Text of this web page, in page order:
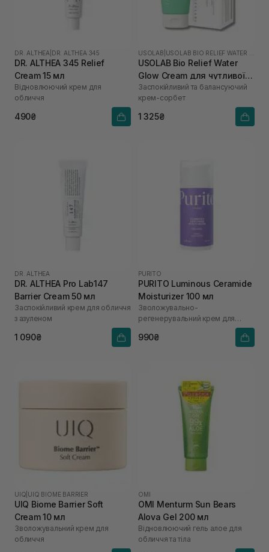
DR. ALTHEA DR. ALTHEA 345
DR. ALTHEA 345 Relief
Cream 15 мл
Відновлюючий крем для
обличчя
490₴
USOLAB
USOLAB Bio Relief Water
Glow Cream для чутливої
шкіри з порушеним
бар'єром 50 мл
Заспокійливий та балансуючий
крем-сорбет
1 325₴
DR. ALTHEA
DR. ALTHEA Pro Lab147
Barrier Cream 50 мл
Заспокійливий крем для обличчя
з азуленом
1 090₴
PURITO
PURITO Luminous Ceramide
Moisturizer 100 мл
Зволожувально-
регенерувальний крем для
990₴
UIQ UIQ BIOME BARRIER
UIQ Biome Barrier Soft
Cream 10 мл
Зволожувальний крем для
обличчя
OMI
OMI Menturm Sun Bears
Alova Gel 200 мл
Відновлюючий гель алое для
обличчя та тіла